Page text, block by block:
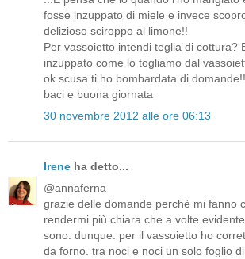
fosse inzuppato di miele e invece
delizioso sciroppo al limone!!
Per vassoietto intendi teglia di cottura?
inzuppato come lo togliamo dal
ok scusa ti ho bombardata di
baci e buona giornata
30 novembre 2012 alle ore 06:13
Irene ha detto...
@annaferna
grazie delle domande perchè mi fanno
rendermi più chiara che a volte
sono. dunque: per il vassoietto ho
da forno. tra noci e noci un solo foglio